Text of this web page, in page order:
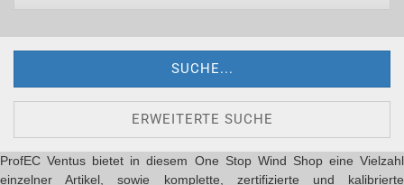
SUCHE...
ERWEITERTE SUCHE
ProfEC Ventus bietet in diesem One Stop Wind Shop eine Vielzahl
einzelner Artikel, sowie komplette, zertifizierte und kalibrierte